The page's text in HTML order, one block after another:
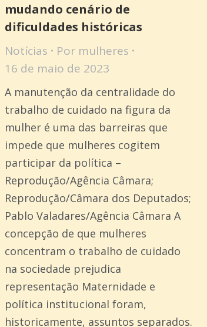
mudando cenário de
dificuldades históricas
Notícias Por mulheres
16 de maio de 2023
A manutenção da centralidade do
trabalho de cuidado na figura da
mulher é uma das barreiras que
impede que mulheres cogitem
participar da política –
Reprodução/Agência Câmara;
Reprodução/Câmara dos Deputados;
Pablo Valadares/Agência Câmara A
concepção de que mulheres
concentram o trabalho de cuidado
na sociedade prejudica
representação Maternidade e
política institucional foram,
historicamente, assuntos separados.